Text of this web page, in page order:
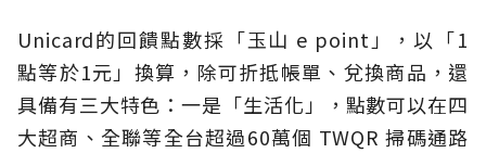
Unicard的回饋點數採「玉山 e point」，以「1
點等於1元」換算，除可折抵帳單、兌換商品，還
具備有三大特色：一是「生活化」，點數可以在四
大超商、全聯等全台超過60萬個 TWQR 掃碼通路